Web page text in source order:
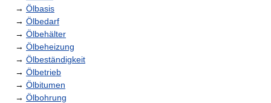
→ Ölbasis
→ Ölbedarf
→ Ölbehälter
→ Ölbeheizung
→ Ölbeständigkeit
→ Ölbetrieb
→ Ölbitumen
→ Ölbohrung